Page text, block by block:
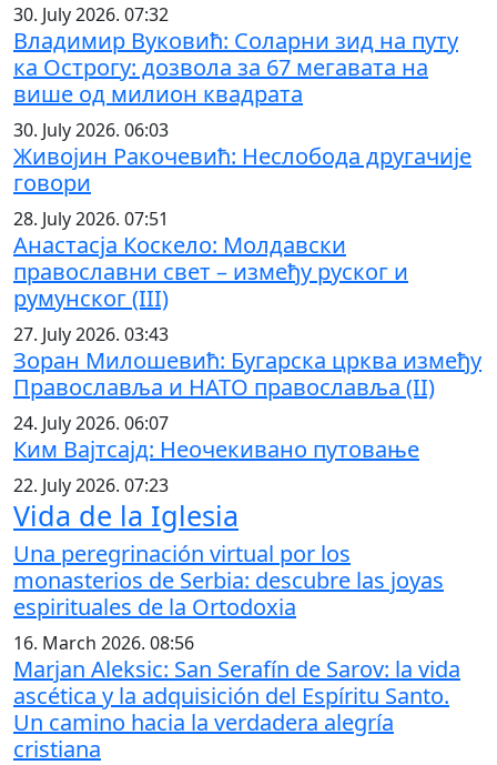
30. July 2026. 07:32
Владимир Вуковић: Соларни зид на путу
ка Острогу: дозвола за 67 мегавата на
више од милион квадрата
30. July 2026. 06:03
Живојин Ракочевић: Неслобода другачије
говори
28. July 2026. 07:51
Анастасја Коскело: Молдавски
православни свет – између руског и
румунског (III)
27. July 2026. 03:43
Зоран Милошевић: Бугарска црква између
Православља и НАТО православља (II)
24. July 2026. 06:07
Ким Вајтсајд: Неочекивано путовање
22. July 2026. 07:23
Vida de la Iglesia
Una peregrinación virtual por los
monasterios de Serbia: descubre las joyas
espirituales de la Ortodoxia
16. March 2026. 08:56
Marjan Aleksic: San Serafín de Sarov: la vida
ascética y la adquisición del Espíritu Santo.
Un camino hacia la verdadera alegría
cristiana